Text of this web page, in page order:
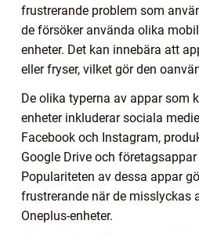
frustrerande problem som
de försöker använda olika
enheter. Det kan innebära att
eller fryser, vilket gör den
De olika typerna av appar som
enheter inkluderar sociala
Facebook och Instagram,
Google Drive och
Populariteten av dessa appar
frustrerande när de misslyckas
Oneplus-enheter.